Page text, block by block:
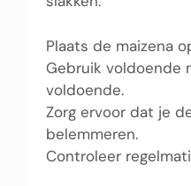
Plaats de maizena
Gebruik voldoende
voldoende.
Zorg ervoor dat je
belemmeren.
Controleer